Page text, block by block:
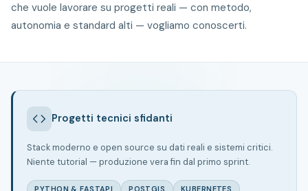
che vuole lavorare su progetti reali — con metodo,
autonomia e standard alti — vogliamo conoscerti.
Progetti tecnici sfidanti
Stack moderno e open source su dati reali e sistemi critici.
Niente tutorial — produzione vera fin dal primo sprint.
PYTHON & FASTAPI POSTGIS KUBERNETES